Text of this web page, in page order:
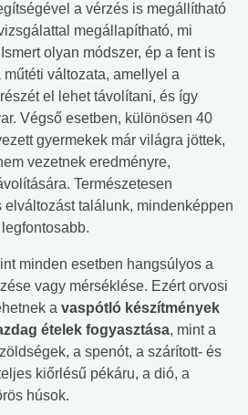
a vérzés is megállítható
megállapítható, mi
Ismert olyan módszer, ép a fent is
változata, amellyel a
el lehet távolítani, és így
Végső esetben, különösen 40
gyermekek már világra jöttek,
vezetnek eredményre,
Természetesen
találunk, mindenképpen
minden esetben hangsúlyos a
vagy mérséklése. Ezért orvosi
a vaspótló készítmények
ételek fogyasztása, mint a
a spenót, a szárított- és
kiőrlésű pékáru, a dió, a
húsok.